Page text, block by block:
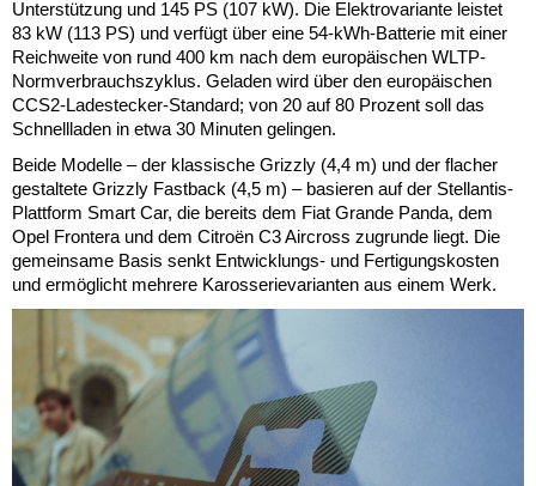
Unterstützung und 145 PS (107 kW). Die Elektrovariante leistet
83 kW (113 PS) und verfügt über eine 54-kWh-Batterie mit einer
Reichweite von rund 400 km nach dem europäischen WLTP-
Normverbrauchszyklus. Geladen wird über den europäischen
CCS2-Ladestecker-Standard; von 20 auf 80 Prozent soll das
Schnellladen in etwa 30 Minuten gelingen.
Beide Modelle – der klassische Grizzly (4,4 m) und der flacher
gestaltete Grizzly Fastback (4,5 m) – basieren auf der Stellantis-
Plattform Smart Car, die bereits dem Fiat Grande Panda, dem
Opel Frontera und dem Citroën C3 Aircross zugrunde liegt. Die
gemeinsame Basis senkt Entwicklungs- und Fertigungskosten
und ermöglicht mehrere Karosserievarianten aus einem Werk.